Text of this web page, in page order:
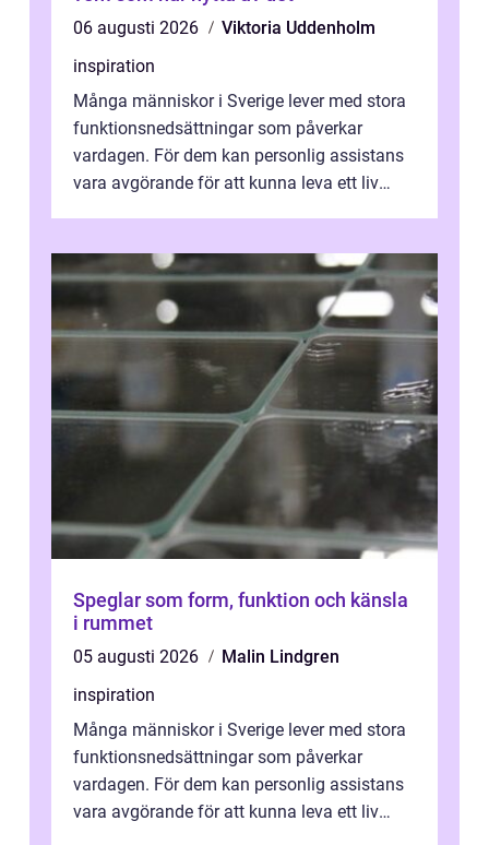
06 augusti 2026
Viktoria Uddenholm
inspiration
Många människor i Sverige lever med stora
funktionsnedsättningar som påverkar
vardagen. För dem kan personlig assistans
vara avgörande för att kunna leva ett liv
Speglar som form, funktion och känsla
i rummet
05 augusti 2026
Malin Lindgren
inspiration
Många människor i Sverige lever med stora
funktionsnedsättningar som påverkar
vardagen. För dem kan personlig assistans
vara avgörande för att kunna leva ett liv